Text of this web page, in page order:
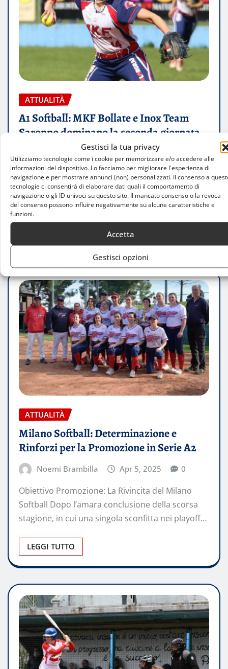
Gestisci la tua privacy
Utilizziamo tecnologie come i cookie per memorizzare e/o accedere alle
informazioni del dispositivo. Lo facciamo per migliorare l'esperienza di
navigazione e per mostrare annunci (non) personalizzati. Il consenso a
tecnologie ci consentirà di elaborare dati quali il comportamento di
navigazione o gli ID univoci su questo sito. Il mancato consenso o la revoca
del consenso possono influire negativamente su alcune caratteristiche e
funzioni.
Accetta
Gestisci opzioni
ATTUALITÀ
A1 Softball: MKF Bollate e Inox Team
Saronno dominano la seconda giornata
Apr 6, 2025
La seconda giornata del campionato di Serie A1
Softball 2025 ha visto le doppiette di MKF Bollate
e Inox Team…
ATTUALITÀ
Milano Softball: Determinazione e
Rinforzi per la Promozione in Serie A2
Noemi Brambilla Apr 5, 2025 0
Obiettivo Promozione: La Rivincita del Milano
Softball Dopo l’amara conclusione della scorsa
stagione, in cui una singola sconfitta nei playoff…
LEGGI TUTTO